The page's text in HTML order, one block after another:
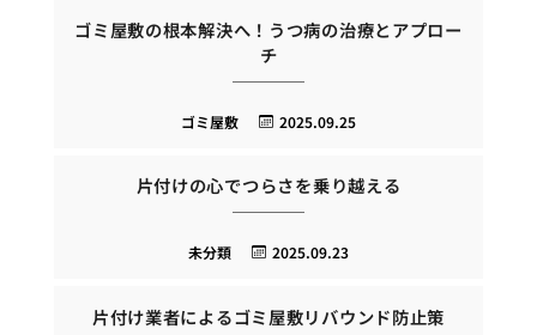
ゴミ屋敷の根本解決へ！うつ病の治療とアプロー
チ
2025.09.25
ゴミ屋敷
片付けの心でつらさを乗り越える
2025.09.23
未分類
片付け業者によるゴミ屋敷リバウンド防止策